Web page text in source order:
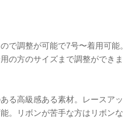
で調整が可能で7号〜着用可能。
の方のサイズまで調整ができま
る高級感ある素材。レースアッ
。リボンが苦手な方はリボンな